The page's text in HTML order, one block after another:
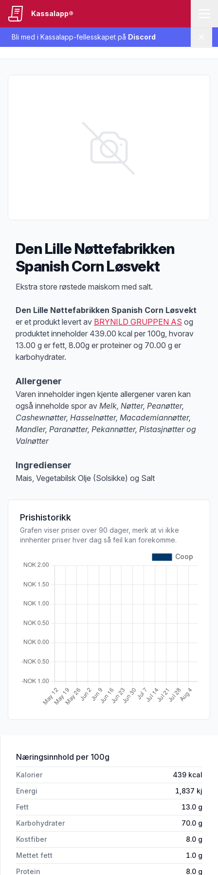
Bli med i Kassalapp-fellesskapet på Discord
Kassalapp®
Den Lille Nøttefabrikken
Spanish Corn Løsvekt
Produktbeskrivelse
Ekstra store røstede maiskorn med salt.
Den Lille Nøttefabrikken Spanish Corn Løsvekt
er et produkt levert av BRYNILD GRUPPEN AS og
produktet inneholder 439.00 kcal per 100g, hvorav
13.00 g er fett, 8.00g er proteiner og 70.00 g er
karbohydrater.
Allergener
Varen inneholder ingen kjente allergener varen kan
også inneholde spor av Melk, Nøtter, Peanøtter,
Cashewnøtter, Hasselnøtter, Macademiannøtter,
Mandler, Paranøtter, Pekannøtter, Pistasjnøtter og
Valnøtter
Ingredienser
Mais, Vegetabilsk Olje (Solsikke) og Salt
Prishistorikk
Grafen viser priser over 90 dager, merk at vi ikke
innhenter priser hver dag så feil kan forekomme.
Næringsinnhold for 'Den Lille Nøttefabrikken Spanish
per 100g
Kalorier 439 kcal
Energi
1,837 kj
Fett
13.0 g
Karbohydrater
70.0 g
Kostfiber
8.0 g
Mettet fett
1.0 g
Protein
8.0 g